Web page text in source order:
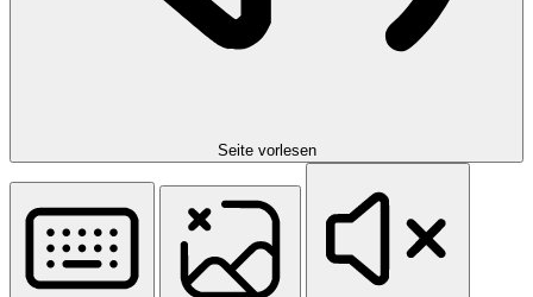
Seite vorlesen